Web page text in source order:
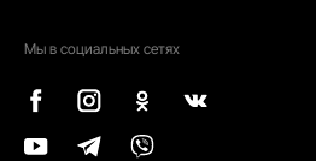
Мы в социальных сетях